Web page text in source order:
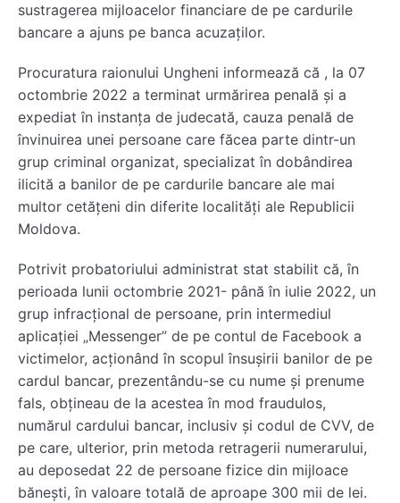
sustragerea mijloacelor financiare de pe cardurile
bancare a ajuns pe banca acuzaților.
Procuratura raionului Ungheni informează că , la 07
octombrie 2022 a terminat urmărirea penală și a
expediat în instanța de judecată, cauza penală de
învinuirea unei persoane care făcea parte dintr-un
grup criminal organizat, specializat în dobândirea
ilicită a banilor de pe cardurile bancare ale mai
multor cetățeni din diferite localități ale Republicii
Moldova.
Potrivit probatoriului administrat stat stabilit că, în
perioada lunii octombrie 2021- până în iulie 2022, un
grup infracțional de persoane, prin intermediul
aplicației „Messenger” de pe contul de Facebook a
victimelor, acționând în scopul însușirii banilor de pe
cardul bancar, prezentându-se cu nume și prenume
fals, obțineau de la acestea în mod fraudulos,
numărul cardului bancar, inclusiv și codul de CVV, de
pe care, ulterior, prin metoda retragerii numerarului,
au deposedat 22 de persoane fizice din mijloace
bănești, în valoare totală de aproape 300 mii de lei.